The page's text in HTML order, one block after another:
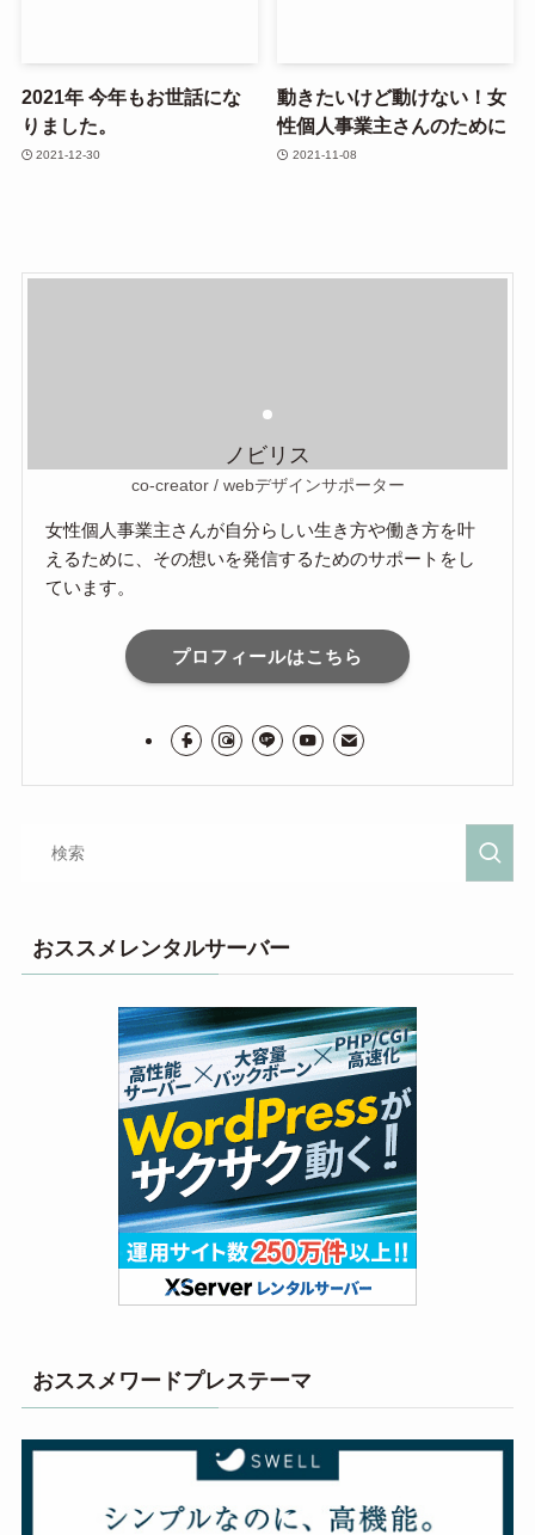
2021年 今年もお世話にな
りました。
2021-12-30
動きたいけど動けない！女
性個人事業主さんのために
2021-11-08
ノビリス
co-creator / webデザインサポーター
女性個人事業主さんが自分らしい生き方や働き方を叶
えるために、その想いを発信するためのサポートをし
ています。
プロフィールはこちら
おススメレンタルサーバー
おススメワードプレステーマ